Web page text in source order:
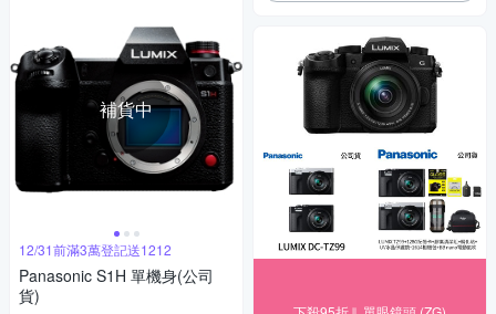
補貨中
12/31前滿3萬登記送1212
Panasonic S1H 單機身(公司
貨)